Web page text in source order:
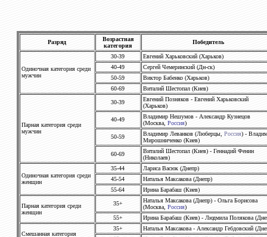
Разряд
Возрастная
категория
Победитель
Одиночная категория среди
мужчин
30-39
Евгений Харьковский (Харьков)
40-49
Сергей Чемеринский (Дн-ск)
50-59
Виктор Бабенко (Харьков)
60-69
Виталий Шестопал (Киев)
Парная категория среди
мужчин
30-39
Евгений Позняков - Евгений Харьковский
(Харьков)
40-49
Владимир Нешумов - Александр Кузнецов
(Москва, Россия)
50-59 Владимир Леванков (Люберцы, Россия) -
Мирошниченко (Киев)
60-69
Виталий Шестопал (Киев) - Геннадий Фенин
(Николаев)
Одиночная категория среди
женщин
35-44
Лариса Васюк (Днепр)
45-54
Наталья Максакова (Днепр)
55-64
Ирина Барабаш (Киев)
Парная категория среди
женщин
35+
Наталья Максакова (Днепр) - Ольга Борисова
(Москва, Россия)
55+
Ирина Барабаш (Киев) - Людмила Полякова
Смешанная категория
35+
Наталья Максакова - Александр Гебдовский